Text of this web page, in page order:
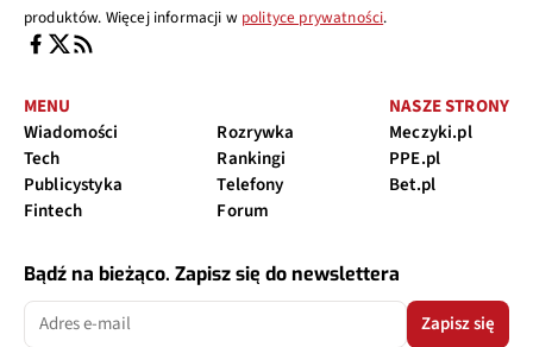
produktów. Więcej informacji w polityce prywatności.
MENU
Wiadomości
Tech
Publicystyka
Fintech
Rozrywka
Rankingi
Telefony
Forum
NASZE STRONY
Meczyki.pl
PPE.pl
Bet.pl
Bądź na bieżąco. Zapisz się do newslettera
Zapisz się